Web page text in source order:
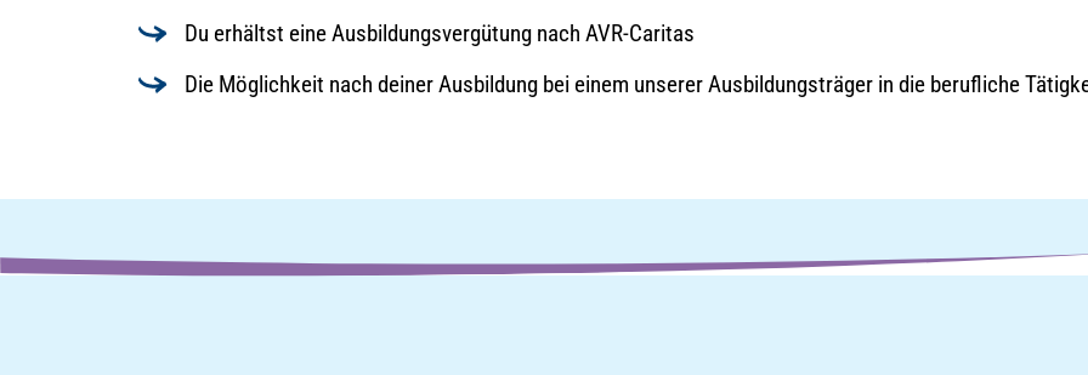
Du erhältst eine Ausbildungsvergütung nach AVR-Caritas
Die Möglichkeit nach deiner Ausbildung bei einem unserer Ausbildungsträger in die berufliche